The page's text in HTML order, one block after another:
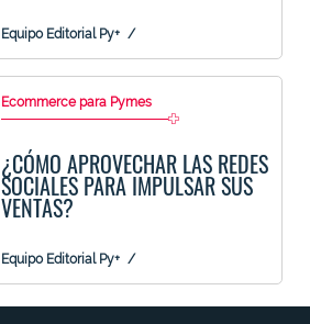
Equipo Editorial Py+
Ecommerce para Pymes
¿CÓMO APROVECHAR LAS REDES
SOCIALES PARA IMPULSAR SUS
VENTAS?
Equipo Editorial Py+